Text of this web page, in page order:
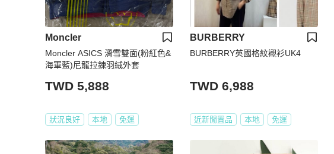
Moncler
Moncler ASICS 滑雪雙面(粉紅色&
海軍藍)尼龍拉鍊羽絨外套
TWD 5,888
狀況良好 本地 免運
BURBERRY
BURBERRY英國格紋襯衫UK4
TWD 6,988
近新閒置品 本地 免運